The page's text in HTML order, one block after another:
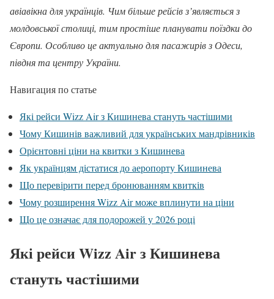
авіавікна для українців. Чим більше рейсів з’являється з
молдовської столиці, тим простіше планувати поїздки до
Європи. Особливо це актуально для пасажирів з Одеси,
півдня та центру України.
Навигация по статье
Які рейси Wizz Air з Кишинева стануть частішими
Чому Кишинів важливий для українських мандрівників
Орієнтовні ціни на квитки з Кишинева
Як українцям дістатися до аеропорту Кишинева
Що перевірити перед бронюванням квитків
Чому розширення Wizz Air може вплинути на ціни
Що це означає для подорожей у 2026 році
Які рейси Wizz Air з Кишинева
стануть частішими